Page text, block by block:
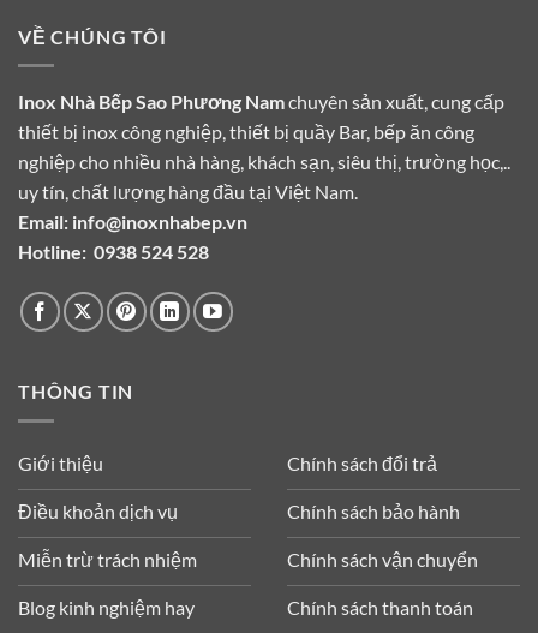
VỀ CHÚNG TÔI
Inox Nhà Bếp Sao Phương Namchuyên sản xuất, cung cấp
thiết bị inox công nghiệp, thiết bị quầy Bar, bếp ăn công
nghiệp cho nhiều nhà hàng, khách sạn, siêu thị, trường học,..
uy tín, chất lượng hàng đầu tại Việt Nam.
Email: info@inoxnhabep.vn
Hotline: 0938 524 528
THÔNG TIN
Giới thiệu
Điều khoản dịch vụ
Miễn trừ trách nhiệm
Blog kinh nghiệm hay
Chính sách đổi trả
Chính sách bảo hành
Chính sách vận chuyển
Chính sách thanh toán